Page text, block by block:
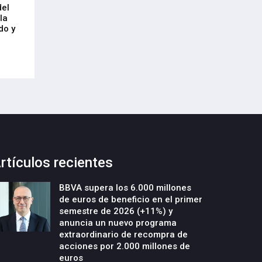
y
recientes
BBVA supera los 6.000 millones
de euros de beneficio en el primer
semestre de 2026 (+11%) y
anuncia un nuevo programa
extraordinario de recompra de
acciones por 2.000 millones de
euros